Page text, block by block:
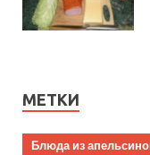
МЕТКИ
Блюда из